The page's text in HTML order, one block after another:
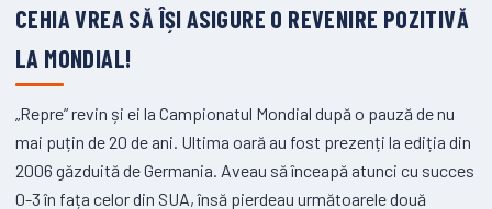
CEHIA VREA SĂ ÎȘI ASIGURE O REVENIRE POZITIVĂ
LA MONDIAL!
„Repre” revin și ei la Campionatul Mondial după o pauză de nu
mai puțin de 20 de ani. Ultima oară au fost prezenți la ediția din
2006 găzduită de Germania. Aveau să înceapă atunci cu succes
0-3 în fața celor din SUA, însă pierdeau următoarele două